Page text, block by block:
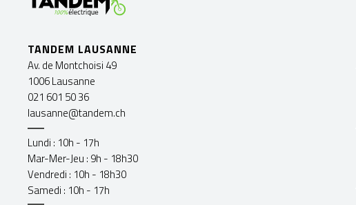
TANDEM LAUSANNE
Av. de Montchoisi 49
1006 Lausanne
021 601 50 36
lausanne@tandem.ch
Lundi : 10h - 17h
Mar-Mer-Jeu : 9h - 18h30
Vendredi : 10h - 18h30
Samedi : 10h - 17h